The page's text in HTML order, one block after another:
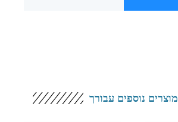
מוצרים נוספים עבורך